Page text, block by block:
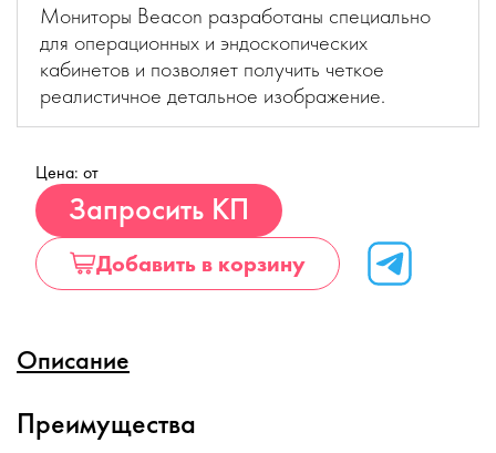
Мониторы Beacon разработаны специально
для операционных и эндоскопических
кабинетов и позволяет получить четкое
реалистичное детальное изображение.
Цена: от
Запросить КП
Добавить в корзину
Описание
Преимущества